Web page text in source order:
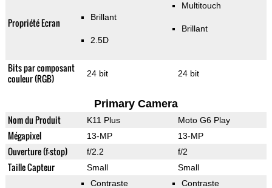
Propriété Ecran Brillant
2.5D
Multitouch
Brillant
Bits par composant
couleur (RGB)
24 bit 24 bit
Primary Camera
Nom du Produit K11 Plus Moto G6 Play
Mégapixel 13-MP 13-MP
Ouverture (f-stop) f/2.2 f/2
Taille Capteur Small Small
Contraste Contraste